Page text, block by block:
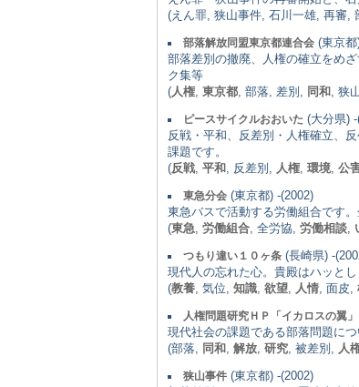
(えん罪, 狭山事件, 石川一雄, 再審,
部落解放同盟東京都連合会 (東京
部落差別の撤廃、人権の確立をめ
ク集等
( 人権 東京都 , 部落, 差別, 同和 , 狭
ピースサイクルおおいた (大分県)
反戦・平和、反差別・人権確立、
課題です。
(反戦 平和 , 反差別, 人権 環境 公
東急分会 (東京都) -(2002)
東急バスで活動する労働組合です
(東急 労働組合 , 全労協, 労働相談
つもり違い１０ヶ条 (長崎県) -
現代人の忘れた心。貴殿はハッとし
(教養 , 気位, 知識 欲望 人情 , 面皮,
人権問題研究ＨＰ「イカロスの翼」
現代社会の課題である部落問題に
(部落,
同和 解放 研究 , 被差別, 人
狭山事件 (東京都) -(2002)